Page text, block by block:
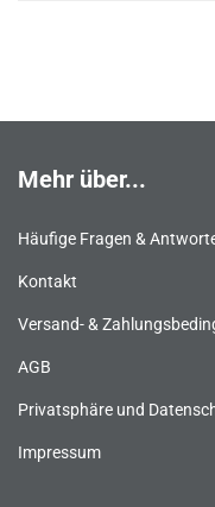
Mehr über...
Häufige Fragen &
Kontakt
Versand- &
AGB
Privatsphäre und
Impressum